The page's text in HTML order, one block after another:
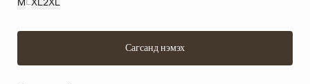
M LXL2XL
Сагсанд нэмэх